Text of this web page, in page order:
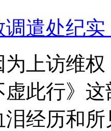
遣处纪实
上访维
虚此行》
经历和